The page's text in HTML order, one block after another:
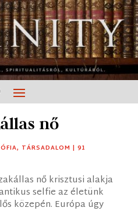
nő
, TÁRSADALOM |91
nő krisztusi alakja
selfie az életünk
közepén. Európa úgy